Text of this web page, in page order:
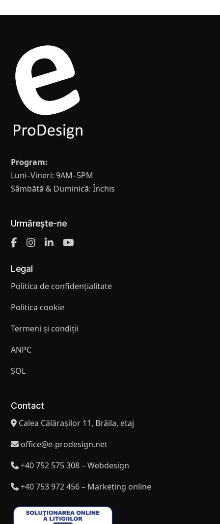
Program:
Luni–Vineri: 9AM–5PM
Sâmbătă & Duminică: Închis
Urmărește-ne
Legal
Politica de confidențialitate
Politica cookie
Termeni și condiții
ANPC
SOL
Contact
Calea Călărașilor 11, Brăila, etaj
office@e-prodesign.net
+40 752 575 308 – Webdesign
+40 753 972 456 – Marketing online